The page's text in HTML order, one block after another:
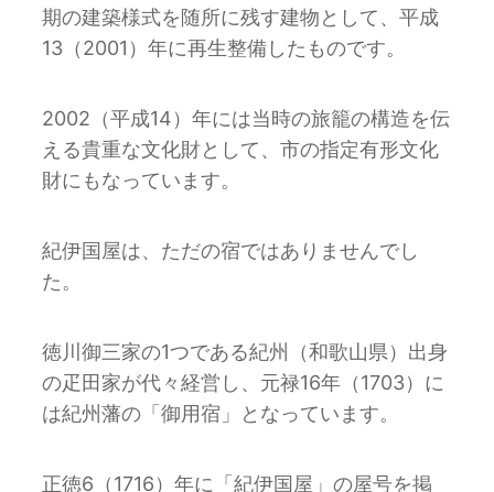
期の建築様式を随所に残す建物として、平成
13（2001）年に再生整備したものです。
2002（平成14）年には当時の旅籠の構造を伝
える貴重な⽂化財として、市の指定有形文化
財にもなっています。
紀伊国屋は、ただの宿ではありませんでし
た。
徳川御三家の1つである紀州（和歌⼭県）出⾝
の疋田家が代々経営し、元禄16年（1703）に
は紀州藩の「御用宿」となっています。
正徳6（1716）年に「紀伊国屋」の屋号を掲